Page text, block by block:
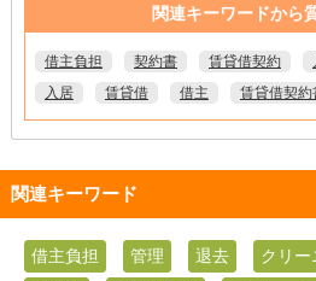
関連キーワードから
借主負担 契約書 賃貸借契約
入居
賃貸借 借主 賃貸借契約
関連キーワード
借主負担 管理 退去 クリー